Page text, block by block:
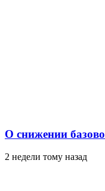
О снижении
2 недели тому назад